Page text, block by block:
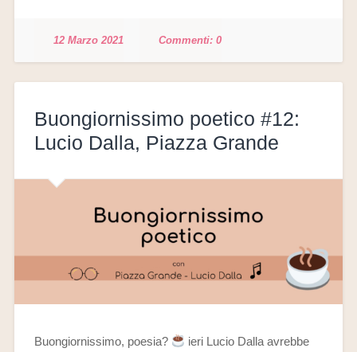
12 Marzo 2021 0
Buongiornissimo poetico #12:
Lucio Dalla, Piazza Grande
Buongiornissimo, poesia?
ieri Lucio Dalla avrebbe